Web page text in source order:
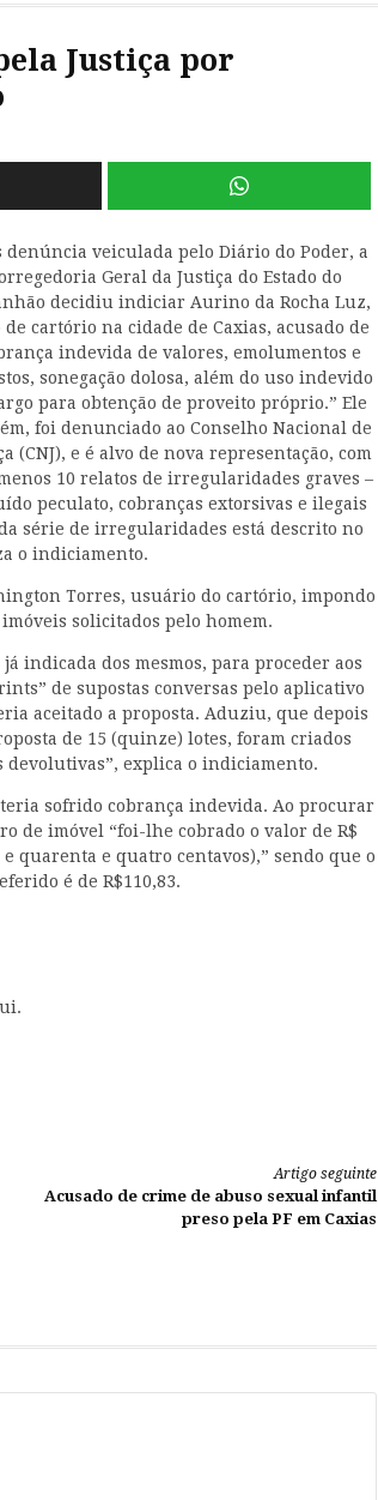
Justiça por
denúncia veiculada pelo Diário do Poder, a
Geral da Justiça do Estado do
decidiu indiciar Aurino da Rocha Luz,
de cartório na cidade de Caxias, acusado de
indevida de valores, emolumentos e
sonegação dolosa, além do uso indevido
para obtenção de proveito próprio.” Ele
foi denunciado ao Conselho Nacional de
(CNJ), e é alvo de nova representação, com
10 relatos de irregularidades graves –
peculato, cobranças extorsivas e ilegais
série de irregularidades está descrito no
o indiciamento.
Torres, usuário do cartório, impondo
solicitados pelo homem.
indicada dos mesmos, para proceder aos
de supostas conversas pelo aplicativo
aceitado a proposta. Aduziu, que depois
de 15 (quinze) lotes, foram criados
explica o indiciamento.
sofrido cobrança indevida. Ao procurar
de imóvel “foi-lhe cobrado o valor de R$
quarenta e quatro centavos),” sendo que o
é de R$110,83.
Artigo seguinte
Acusado de crime de abuso sexual infantil
preso pela PF em Caxias